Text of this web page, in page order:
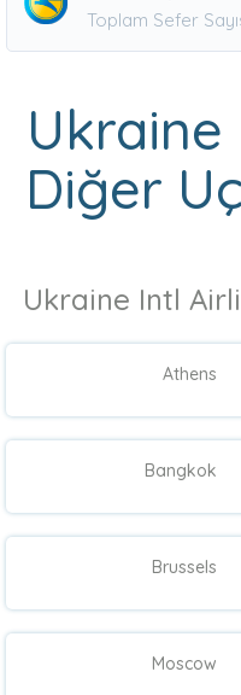
Toplam Sefer
Ukraine
Diğer
Ukraine Intl
Athens
Bangkok
Brussels
Moscow